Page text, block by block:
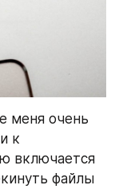
меня очень
к
включается
файлы